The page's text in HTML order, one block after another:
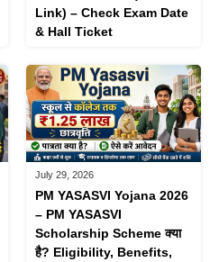
Link) – Check Exam Date
& Hall Ticket
July 29, 2026
PM YASASVI Yojana 2026
– PM YASASVI
Scholarship Scheme क्या
है? Eligibility, Benefits,